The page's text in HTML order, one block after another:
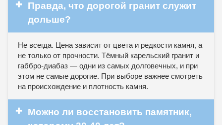
✚
Правда, что дорогой гранит служит
дольше?
Не всегда. Цена зависит от цвета и редкости камня, а
не только от прочности. Тёмный карельский гранит и
габбро-диабаз — одни из самых долговечных, и при
этом не самые дорогие. При выборе важнее смотреть
на происхождение и плотность камня.
✚
Можно ли восстановить памятник,